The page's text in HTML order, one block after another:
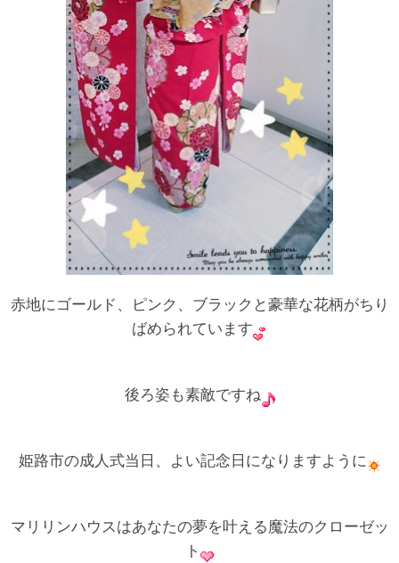
赤地にゴールド、ピンク、ブラックと豪華な花柄がちり
ばめられています
後ろ姿も素敵ですね
姫路市の成人式当日、よい記念日になりますように
マリリンハウスはあなたの夢を叶える魔法のクローゼッ
ト